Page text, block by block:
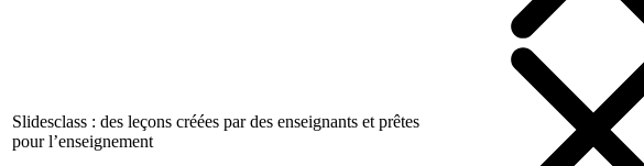
Slidesclass : des leçons créées par des enseignants et prêtes
pour l’enseignement